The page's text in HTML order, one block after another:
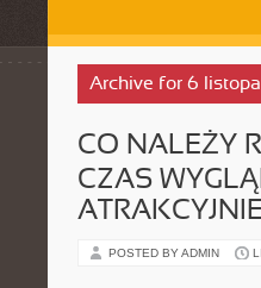
Archive for 6
CO NALEŻY
CZAS
POSTED BY ADMIN